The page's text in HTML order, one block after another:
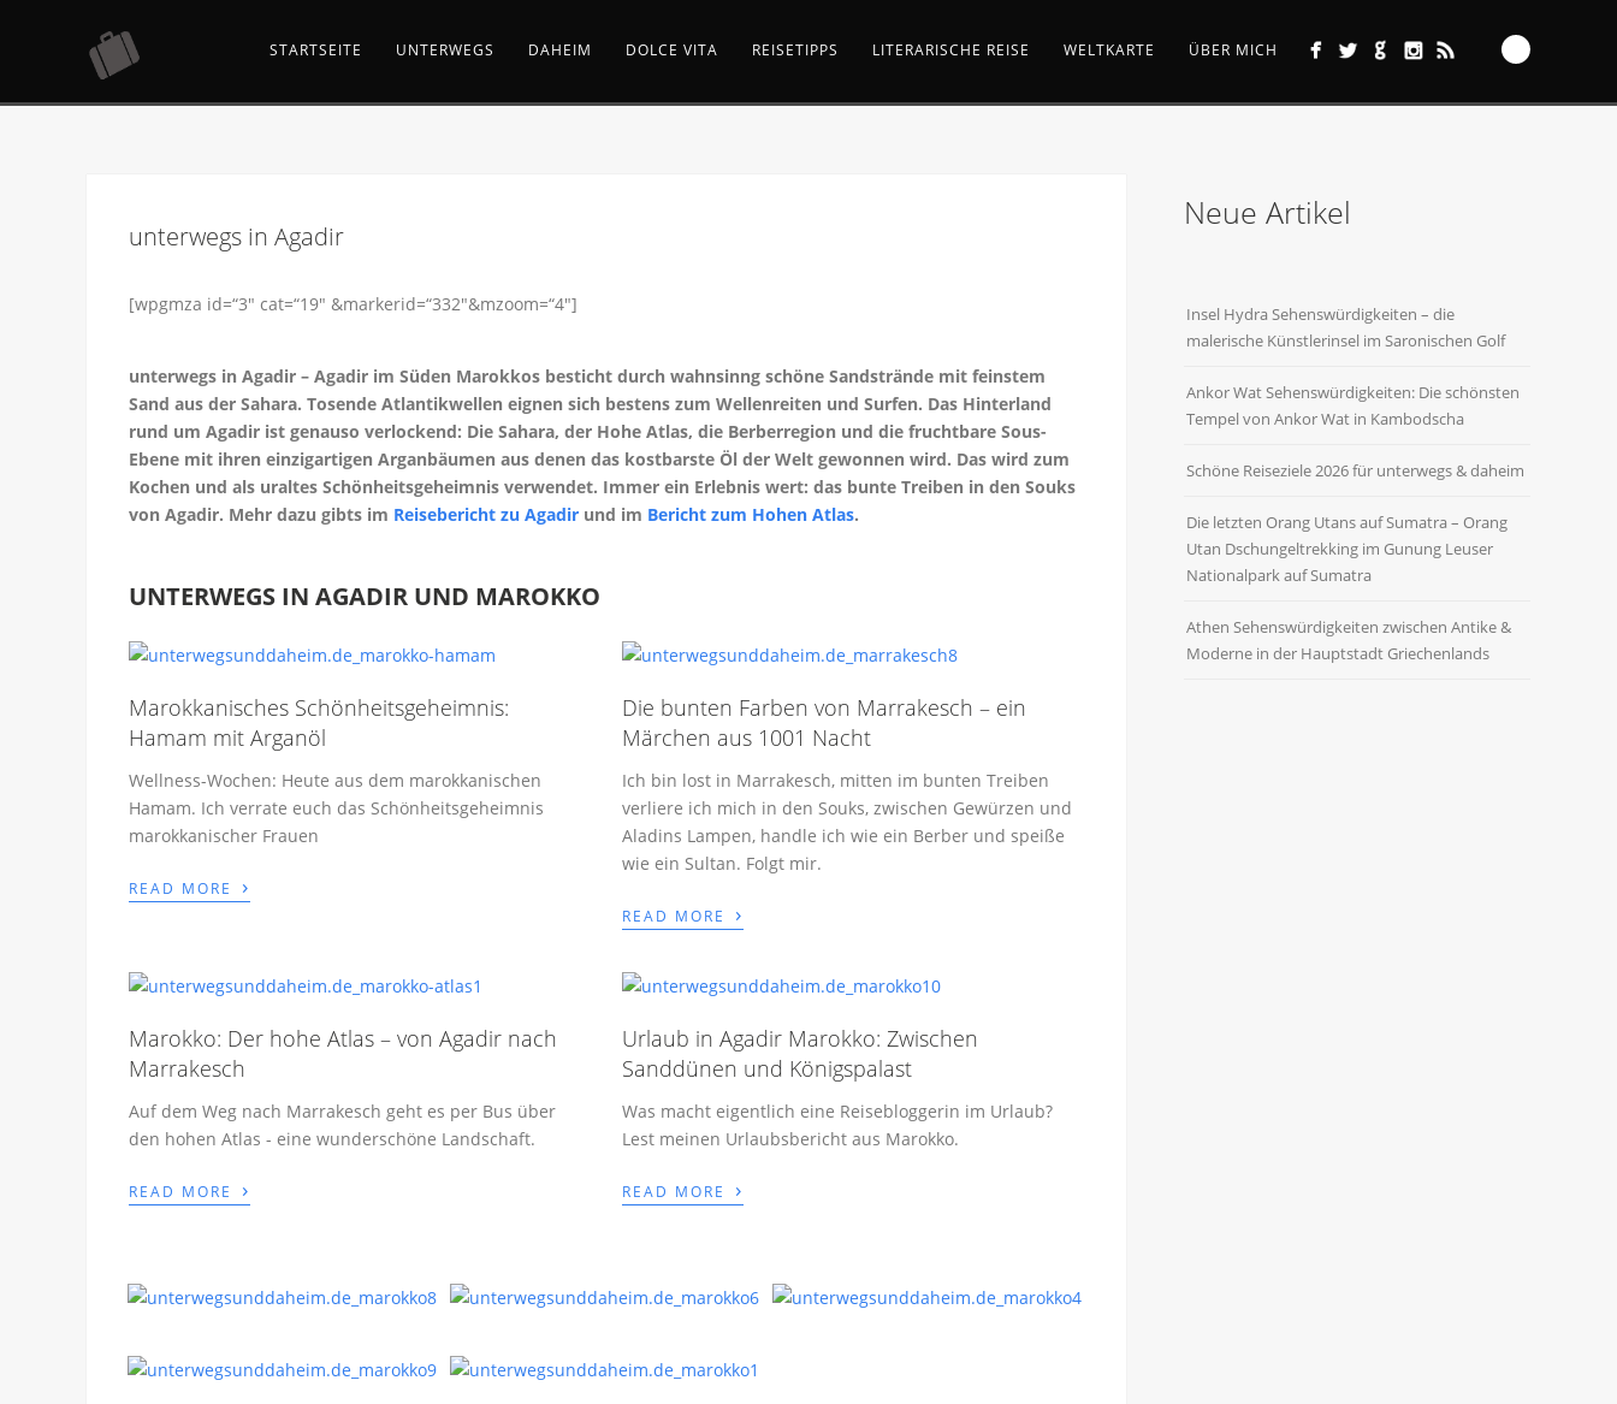
STARTSEITE UNTERWEGS DAHEIM DOLCE VITA REISETIPPS LITERARISCHE REISE WELTKARTE ÜBER MICH
unterwegs in Agadir
[wpgmza id=“3″ cat=“19″ &markerid=“332″&mzoom=“4″]
unterwegs in Agadir – Agadir im Süden Marokkos besticht durch wahnsinng schöne Sandstrände mit feinstem
Sand aus der Sahara. Tosende Atlantikwellen eignen sich bestens zum Wellenreiten und Surfen. Das Hinterland
rund um Agadir ist genauso verlockend: Die Sahara, der Hohe Atlas, die Berberregion und die fruchtbare Sous-
Ebene mit ihren einzigartigen Arganbäumen aus denen das kostbarste Öl der Welt gewonnen wird. Das wird zum
Kochen und als uraltes Schönheitsgeheimnis verwendet. Immer ein Erlebnis wert: das bunte Treiben in den Souks
von Agadir. Mehr dazu gibts im Reisebericht zu Agadirund im Bericht zum Hohen Atlas.
UNTERWEGS IN AGADIR UND MAROKKO
Marokkanisches Schönheitsgeheimnis:
Hamam mit Arganöl
Wellness-Wochen: Heute aus dem marokkanischen
Hamam. Ich verrate euch das Schönheitsgeheimnis
marokkanischer Frauen
READ MORE ›
Die bunten Farben von Marrakesch – ein
Märchen aus 1001 Nacht
Ich bin lost in Marrakesch, mitten im bunten Treiben
verliere ich mich in den Souks, zwischen Gewürzen und
Aladins Lampen, handle ich wie ein Berber und speiße
wie ein Sultan. Folgt mir.
READ MORE ›
Marokko: Der hohe Atlas – von Agadir nach
Marrakesch
Auf dem Weg nach Marrakesch geht es per Bus über
den hohen Atlas - eine wunderschöne Landschaft.
READ MORE ›
Urlaub in Agadir Marokko: Zwischen
Sanddünen und Königspalast
Was macht eigentlich eine Reisebloggerin im Urlaub?
Lest meinen Urlaubsbericht aus Marokko.
READ MORE ›
Neue Artikel
Insel Hydra Sehenswürdigkeiten – die
malerische Künstlerinsel im Saronischen Golf
Ankor Wat Sehenswürdigkeiten: Die schönsten
Tempel von Ankor Wat in Kambodscha
Schöne Reiseziele 2026 für unterwegs & daheim
Die letzten Orang Utans auf Sumatra – Orang
Utan Dschungeltrekking im Gunung Leuser
Nationalpark auf Sumatra
Athen Sehenswürdigkeiten zwischen Antike &
Moderne in der Hauptstadt Griechenlands